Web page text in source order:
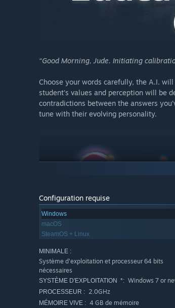
“Good Morning, Jude. Initiating
Choose your words carefully, the A.I.
student’s values and perception will be
contradictions between the answers
tune with their evolving personality.
Configuration requise
Windows
macOS
SteamOS + Linux
MINIMALE :
Système d'exploitation et processeur 64 bits
nécessaires
SYSTÈME D'EXPLOITATION *: Windows 7 or
PROCESSEUR : 2.0GHz
MÉMOIRE VIVE : 4 GB de mémoire